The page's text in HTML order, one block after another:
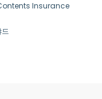
Insurance